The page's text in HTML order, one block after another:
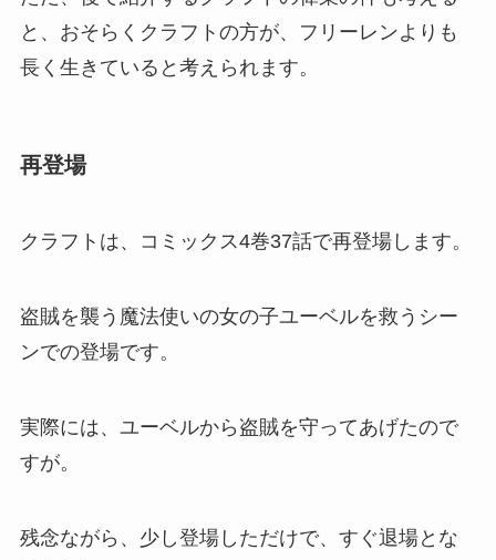
と、おそらくクラフトの方が、フリーレンよりも
長く生きていると考えられます。
再登場
クラフトは、コミックス4巻37話で再登場します。
盗賊を襲う魔法使いの女の子ユーベルを救うシー
ンでの登場です。
実際には、ユーベルから盗賊を守ってあげたので
すが。
残念ながら、少し登場しただけで、すぐ退場とな